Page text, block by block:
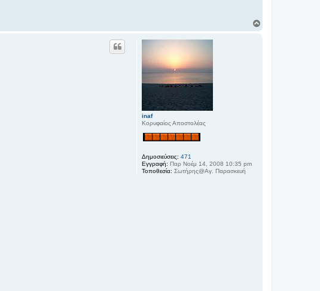
inaf
Κορυφαίος Αποστολέας
Δημοσιεύσεις: 471
Εγγραφή: Παρ Νοέμ 14, 2008 10:35 pm
Τοποθεσία: Σωτήρης@Αγ. Παρασκευή